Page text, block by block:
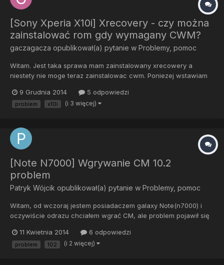
[Sony Xperia X10i] Xrecovery - czy można
zainstalować rom gdy wymagany CWM?
gaczagacza opublikował(a) pytanie w Problemy, pomoc
Witam. Jest taka sprawa mam zainstalowany xrecowery a
niestety nie moge teraz zainstalowac cwm. Poniezej wstawiam
cwm moge przez xrecovery albo inaczej ? FeraLab GB v33
Platinum ROM Wymagania:- Naładowana w 100% bateria. -
9 Grudnia 2014 5 odpowiedzi
problem x10i (i 3 więcej)
[Note N7000] Wgrywanie CM 10.2
problem
Patryk Wójcik opublikował(a) pytanie w Problemy, pomoc
Witam, od wczoraj jestem posiadaczem galaxy Note(n7000) i
oczywiście odrazu chciałem wgrać CM, ale problem pojawił się
zainstalować potem CM również wyskoczył błąd, jedynie przy
rootowaniu telefonu nie miałem problemu. Ktoś miał podobny
11 Kwietnia 2014 6 odpowiedzi
problem 102 (i 2 więcej)